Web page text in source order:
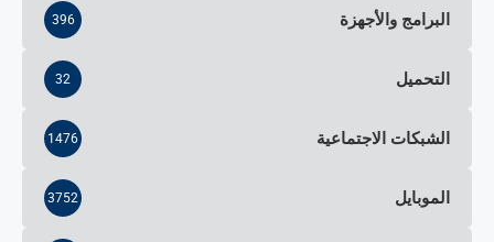
البرامج والأجهزة 396
التحميل 32
الشبكات الاجتماعية 1476
الموبايل 3752